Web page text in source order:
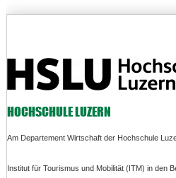
HOCHSCHULE LUZERN
Am Departement Wirtschaft der Hochschule
Institut für Tourismus und Mobilität (ITM) in den